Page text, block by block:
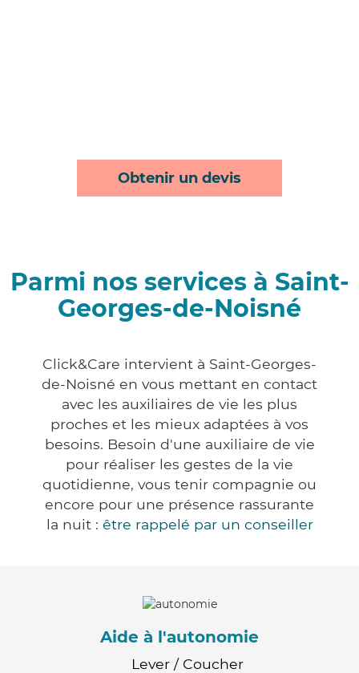
Obtenir un devis
Parmi nos services à Saint-
Georges-de-Noisné
Click&Care intervient à Saint-Georges-
de-Noisné en vous mettant en contact
avec les auxiliaires de vie les plus
proches et les mieux adaptées à vos
besoins. Besoin d'une auxiliaire de vie
pour réaliser les gestes de la vie
quotidienne, vous tenir compagnie ou
encore pour une présence rassurante
la nuit : être rappelé par un conseiller
Aide à l'autonomie
Lever / Coucher